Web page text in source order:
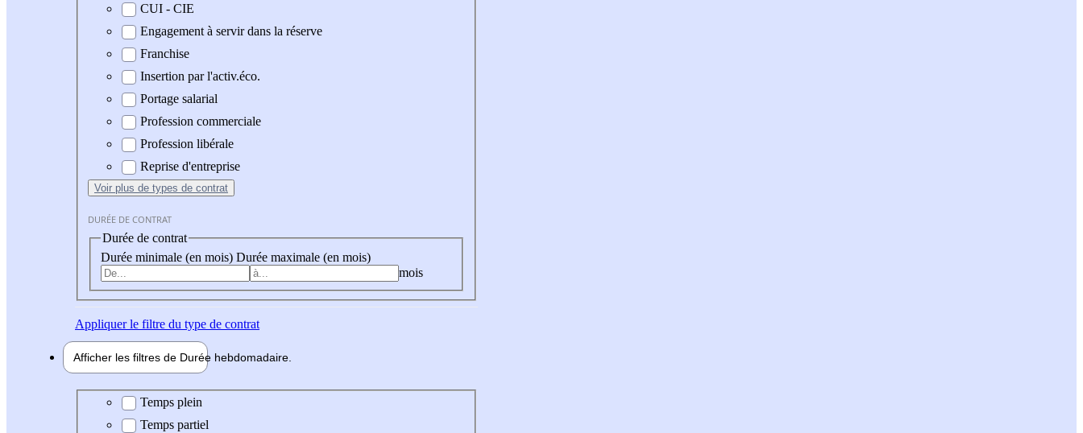
CUI - CIE
Engagement à servir dans la réserve
Franchise
Insertion par l'activ.éco.
Portage salarial
Profession commerciale
Profession libérale
Reprise d'entreprise
Voir plus de types de contrat
DURÉE DE CONTRAT
Durée de contrat
Durée minimale (en mois) Durée maximale (en mois)
mois
Appliquerle filtre du type de contrat
Afficher les filtres de Durée hebdomadaire
Durée hebdomadaire
Temps plein
Temps partiel